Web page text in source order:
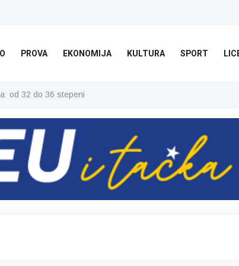
PROVA EKONOMIJA KULTURA SPORT
od 32 do 36 stepeni